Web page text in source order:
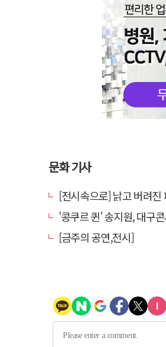
문화 기사
[전시속으로] 낡고 버려진 폐기물
'콩쿠르 퀸' 송지원, 대구콘서
[금주의 공연,전시]